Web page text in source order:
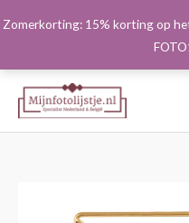
Zomerkorting: 15% korting op
naar